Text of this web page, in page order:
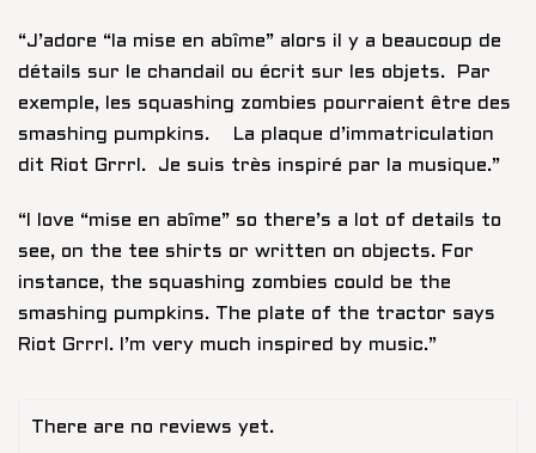
“J’adore “la mise en abîme” alors il y a beaucoup de
détails sur le chandail ou écrit sur les objets. Par
exemple, les squashing zombies pourraient être des
smashing pumpkins. La plaque d’immatriculation
dit Riot Grrrl. Je suis très inspiré par la musique.”
“I love “mise en abîme” so there’s a lot of details to
see, on the tee shirts or written on objects. For
instance, the squashing zombies could be the
smashing pumpkins. The plate of the tractor says
Riot Grrrl. I’m very much inspired by music.”
There are no reviews yet.